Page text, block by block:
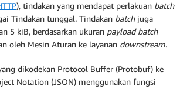
), tindakan yang mendapat perlakuan batch
Tindakan tunggal. Tindakan batch juga
5 kiB, berdasarkan ukuran payload batch
oleh Mesin Aturan ke layanan downstream.
dikodekan Protocol Buffer (Protobuf) ke
Notation (JSON) menggunakan fungsi